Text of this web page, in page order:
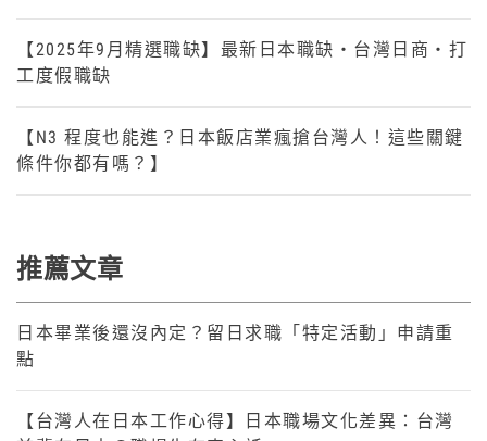
【2025年9月精選職缺】最新日本職缺・台灣日商・打
工度假職缺
【N3 程度也能進？日本飯店業瘋搶台灣人！這些關鍵
條件你都有嗎？】
推薦文章
日本畢業後還沒內定？留日求職「特定活動」申請重
點
【台灣人在日本工作心得】日本職場文化差異：台灣